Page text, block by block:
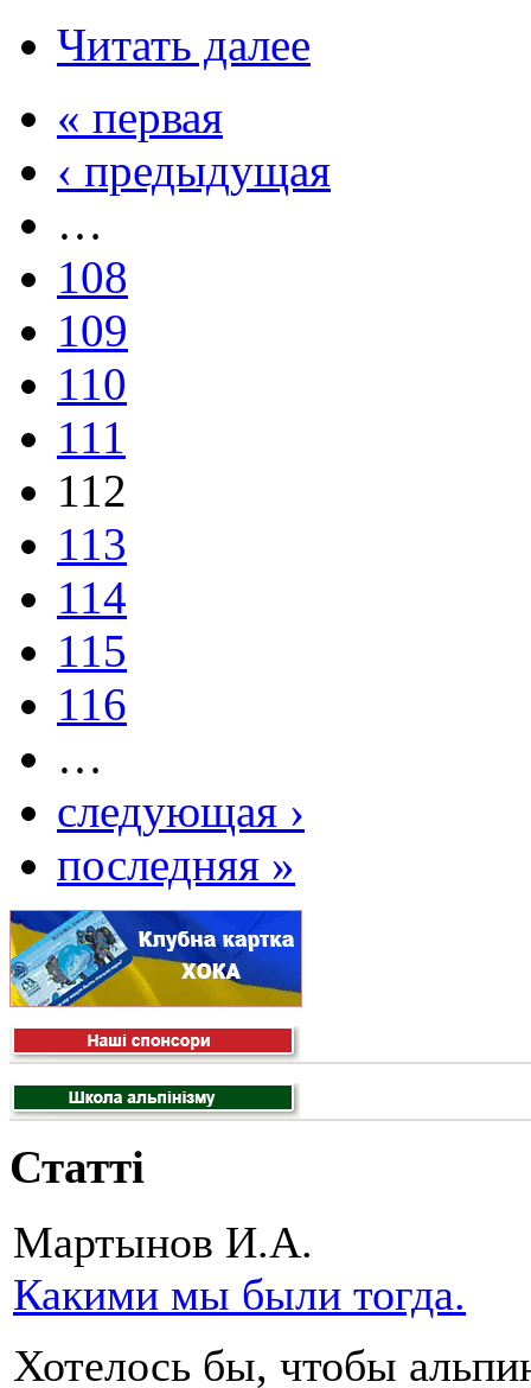
Читать далее
« первая
‹ предыдущая
…
108
109
110
111
112
113
114
115
116
…
следующая ›
последняя »
Статті
Мартынов И.А.
Какими мы были тогда.
Хотелось бы, чтобы